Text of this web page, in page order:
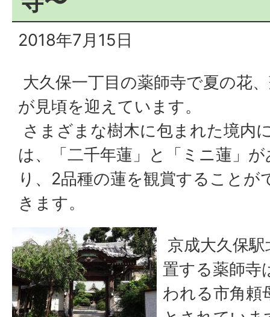
2018年7月15日
大久保一丁目の薬師寺で夏の花
が見頃を迎えています。
さまざまな樹木に包まれた境内
は、「二千年蓮」と「ミニ蓮」が
り、2品種の蓮を観賞することが
きます。
京成大久保
置する薬師寺
われる市角頼